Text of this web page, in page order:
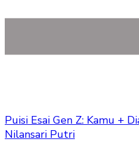
Puisi Esai Gen Z: Kamu +
Nilansari Putri